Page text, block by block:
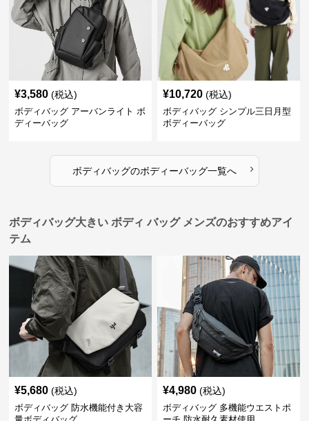
¥3,580 (税込)
ボディバッグ アーバンライト ボ
ディーバッグ
¥10,720 (税込)
ボディバッグ シンプル三日月型
ボディーバッグ
ボディバッグのボディーバッグ一覧へ ›
ボディバッグ大きい ボディ バッグ メンズのおすすめアイ
テム
¥5,680 (税込)
ボディバッグ 防水機能付き大容
¥4,980 (税込)
ボディバッグ 多機能ウエストポ